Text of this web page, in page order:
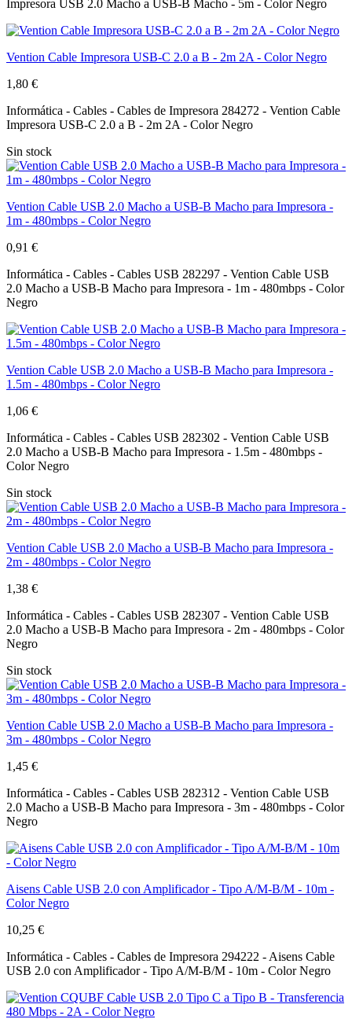
Impresora USB 2.0 Macho a USB-B Macho - 5m - Color Negro
Vention Cable Impresora USB-C 2.0 a B - 2m 2A - Color Negro
1,80 €
Informática - Cables - Cables de Impresora 284272 - Vention Cable
Impresora USB-C 2.0 a B - 2m 2A - Color Negro
Sin stock
Vention Cable USB 2.0 Macho a USB-B Macho para Impresora -
1m - 480mbps - Color Negro
0,91 €
Informática - Cables - Cables USB 282297 - Vention Cable USB
2.0 Macho a USB-B Macho para Impresora - 1m - 480mbps - Color
Negro
Vention Cable USB 2.0 Macho a USB-B Macho para Impresora -
1.5m - 480mbps - Color Negro
1,06 €
Informática - Cables - Cables USB 282302 - Vention Cable USB
2.0 Macho a USB-B Macho para Impresora - 1.5m - 480mbps -
Color Negro
Sin stock
Vention Cable USB 2.0 Macho a USB-B Macho para Impresora -
2m - 480mbps - Color Negro
1,38 €
Informática - Cables - Cables USB 282307 - Vention Cable USB
2.0 Macho a USB-B Macho para Impresora - 2m - 480mbps - Color
Negro
Sin stock
Vention Cable USB 2.0 Macho a USB-B Macho para Impresora -
3m - 480mbps - Color Negro
1,45 €
Informática - Cables - Cables USB 282312 - Vention Cable USB
2.0 Macho a USB-B Macho para Impresora - 3m - 480mbps - Color
Negro
Aisens Cable USB 2.0 con Amplificador - Tipo A/M-B/M - 10m -
Color Negro
10,25 €
Informática - Cables - Cables de Impresora 294222 - Aisens Cable
USB 2.0 con Amplificador - Tipo A/M-B/M - 10m - Color Negro